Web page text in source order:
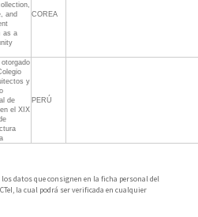
and
as a
COREA
otorgado
y
de
el XIX
PERÚ
datos que consignen en la ficha personal del
la cual podrá ser verificada en cualquier